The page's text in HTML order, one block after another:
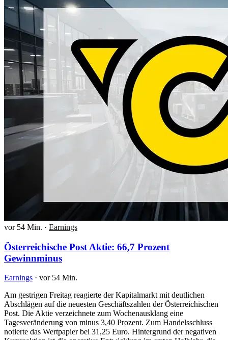
vor 54 Min. · Earnings
Österreichische Post Aktie: 66,7 Prozent
Gewinnminus
Earnings · vor 54 Min.
Am gestrigen Freitag reagierte der Kapitalmarkt mit deutlichen
Abschlägen auf die neuesten Geschäftszahlen der Österreichischen
Post. Die Aktie verzeichnete zum Wochenausklang eine
Tagesveränderung von minus 3,40 Prozent. Zum Handelsschluss
notierte das Wertpapier bei 31,25 Euro. Hintergrund der negativen